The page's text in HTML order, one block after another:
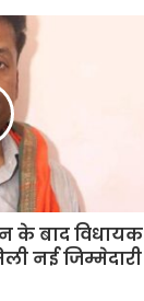
के बाद विधायक
नई जिम्मेदारी